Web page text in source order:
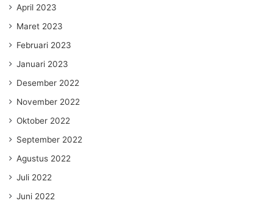
April 2023
Maret 2023
Februari 2023
Januari 2023
Desember 2022
November 2022
Oktober 2022
September 2022
Agustus 2022
Juli 2022
Juni 2022